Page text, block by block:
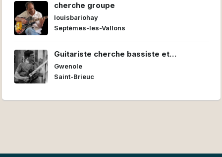
cherche groupe
louisbariohay
Septèmes-les-Vallons
Guitariste cherche bassiste et
batteur/euse pour former un power trio
Gwenole
Saint-Brieuc